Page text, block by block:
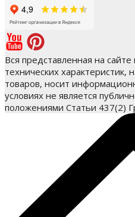
Вся представленная на
технических характеристик,
товаров, носит
условиях не является
положениями Статьи 437(2)